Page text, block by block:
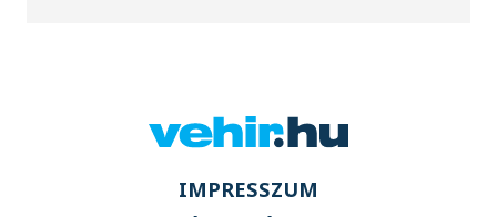
IMPRESSZUM